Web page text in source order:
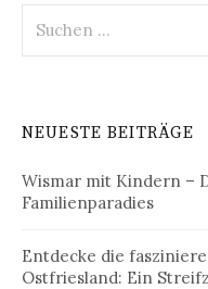
nach:
NEUESTE BEITRÄGE
Wismar mit Kindern –
Familienparadies
Entdecke die
Ostfriesland: Ein